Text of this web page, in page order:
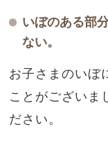
いぼのある部
ない。
お子さまのいぼ
ことがございま
ださい。